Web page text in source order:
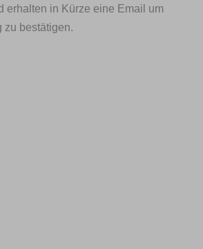
erhalten in Kürze eine Email um
zu bestätigen.